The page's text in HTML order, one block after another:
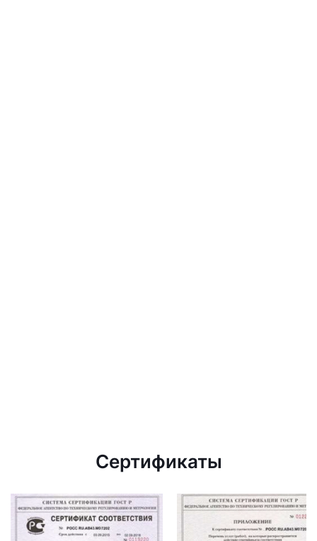
Сертификаты